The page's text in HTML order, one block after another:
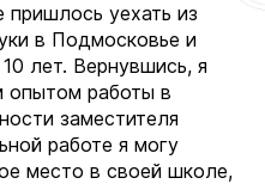
уехать из
в Подмосковье и
лет. Вернувшись, я
опытом работы в
заместителя
работе я могу
место в своей школе,